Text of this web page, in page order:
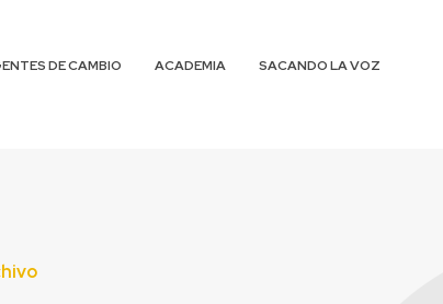
DE CAMBIO ACADEMIA
SACANDO LA VOZ